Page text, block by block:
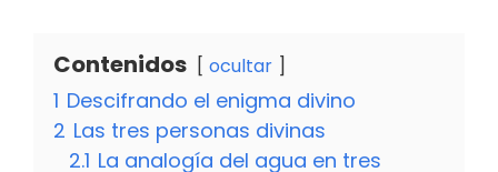
Contenidos ocultar
1 Descifrando el enigma divino
2 Las tres personas divinas
2.1 La analogía del agua en tres